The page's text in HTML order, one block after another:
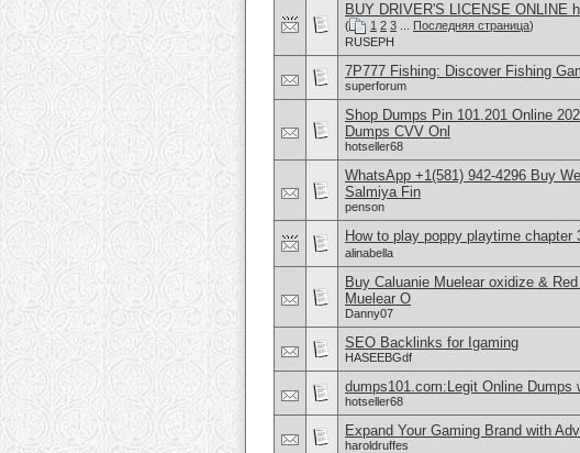
BUY DRIVER'S LICENSE ONLINE
( 1 2 3 Последняя страница)
RUSEPH
7P777 Fishing: Discover Fishing
superforum
Shop Dumps Pin 101.201 Online
Dumps CVV Onl
hotseller68
WhatsApp +1(581) 942-4296 Buy
Salmiya Fin
penson
How to play poppy playtime chapter
alinabella
Buy Caluanie Muelear oxidize &
Muelear O
Danny07
SEO Backlinks for Igaming
HASEEBGdf
dumps101.com:Legit Online
hotseller68
Expand Your Gaming Brand with
haroldruffes